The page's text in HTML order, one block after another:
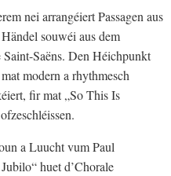
nei arrangéiert Passagen aus
souwéi aus dem
Saëns. Den Héichpunkt
modern a rhythmesch
fir mat „So This Is
a Luucht vum Paul
huet d’Chorale